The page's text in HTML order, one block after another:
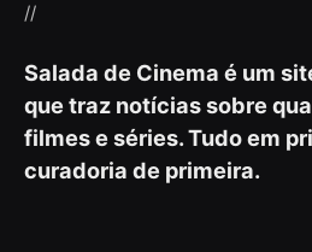
//
Salada de Cinema é um
que traz notícias sobre
filmes e séries. Tudo em
curadoria de primeira.